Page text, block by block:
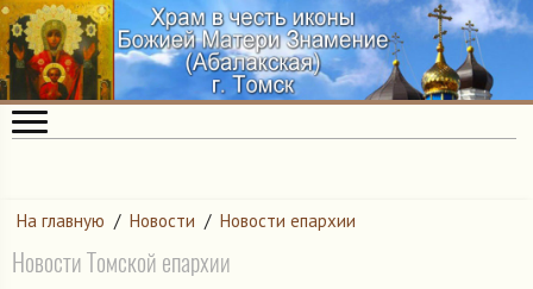
На главную / Новости / Новости епархии
Новости Томской епархии